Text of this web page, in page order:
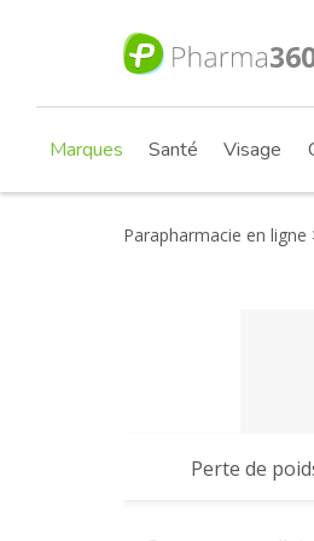
Marques Santé Visage
Parapharmacie en ligne
Perte de